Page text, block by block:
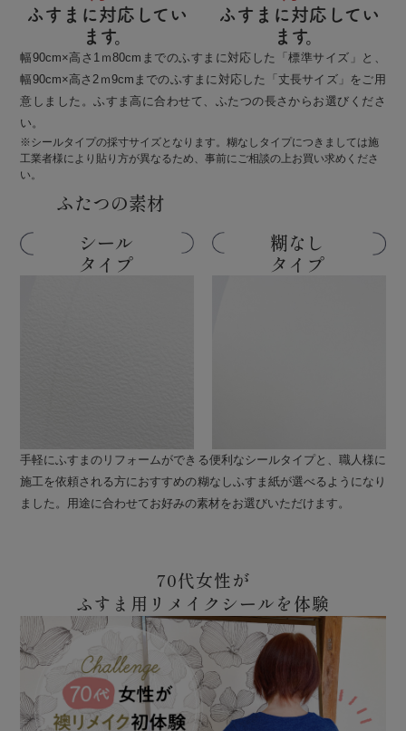
ふすまに対応してい
ます。
ふすまに対応してい
ます。
幅90cm×高さ1ｍ80cmまでのふすまに対応した「標準サイズ」と、
幅90cm×高さ2ｍ9cmまでのふすまに対応した「丈長サイズ」をご用
意しました。ふすま高に合わせて、ふたつの長さからお選びくださ
い。
※シールタイプの採寸サイズとなります。糊なしタイプにつきましては施
工業者様により貼り方が異なるため、事前にご相談の上お買い求めくださ
い。
ふたつの素材
シール
タイプ
糊なし
タイプ
手軽にふすまのリフォームができる便利なシールタイプと、職人様に
施工を依頼される方におすすめの糊なしふすま紙が選べるようになり
ました。用途に合わせてお好みの素材をお選びいただけます。
70代女性が
ふすま用リメイクシールを体験